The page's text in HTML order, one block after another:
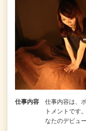
仕事内容
仕事内容は、
トメントです
なたのデビュ